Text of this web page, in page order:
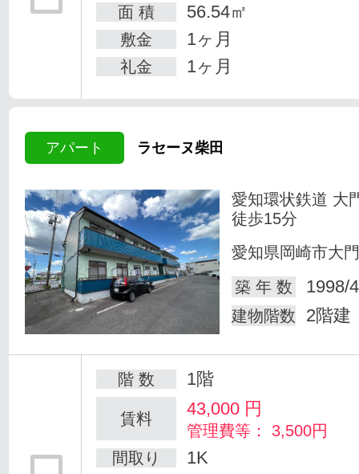
面 積 56.54㎡
敷金 1ヶ月
礼金 1ヶ月
アパート ラセーヌ柴田
愛知環状鉄道 大
徒歩15分
愛知県岡崎市大門
築 年 数
1998/
建物階数 2階建
階 数 1階
賃料 43,000 円
管理費等： 3,500円
間取り
1K